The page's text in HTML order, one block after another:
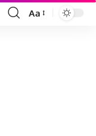
Font
Aa